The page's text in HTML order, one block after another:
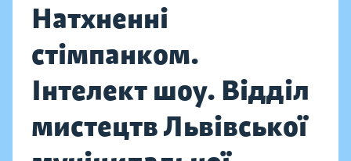
Натхненні
стімпанком.
Інтелект шоу. Відділ
мистецтв Львівської